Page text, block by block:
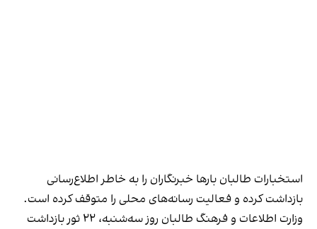
استخبارات طالبان بارها خبرنگاران را به خاطر اطلاع‌رسانی
بازداشت کرده و فعالیت رسانه‌های محلی را متوقف کرده است.
وزارت اطلاعات و فرهنگ طالبان روز سه‌شنبه، ۲۲ ثور بازداشت